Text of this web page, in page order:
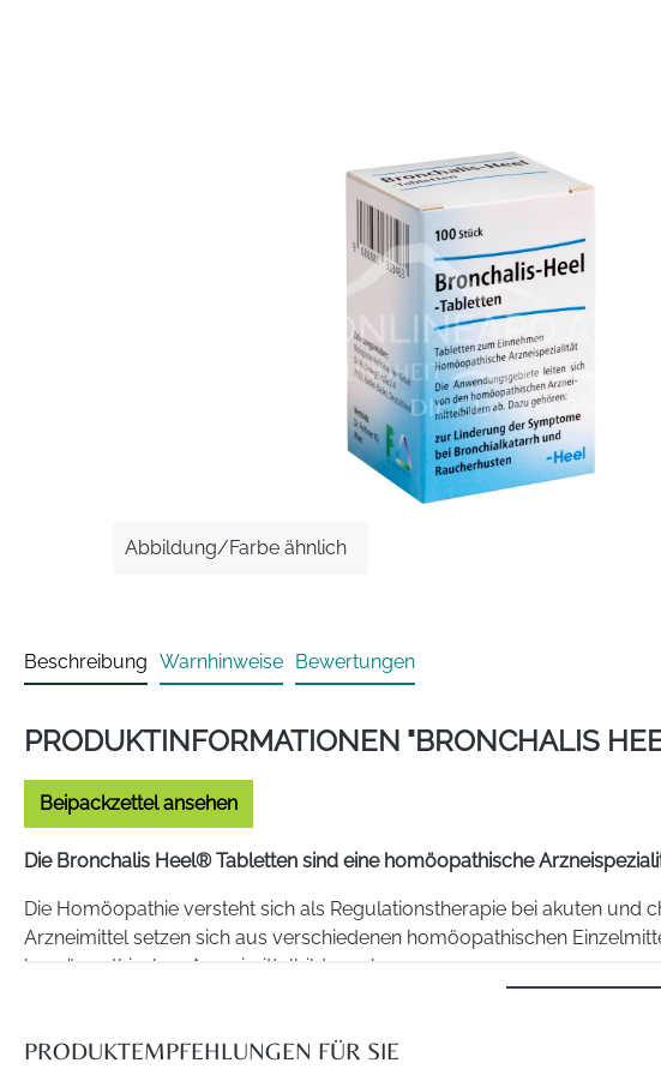
Abbildung/Farbe ähnlich
Beschreibung Warnhinweise Bewertungen
PRODUKTINFORMATIONEN "BRONCHALIS
Beipackzettel ansehen
Die Bronchalis Heel® Tabletten sind eine homöopathische
Die Homöopathie versteht sich als Regulationstherapie bei akuten
Arzneimittel setzen sich aus verschiedenen homöopathischen
homöopathischen Arzneimittelbildern ab.
Linderung der Symptome bei Bronchialkatarrh wie. z.B. produktiver
PRODUKTEMPFEHLUNGEN FÜR SIE